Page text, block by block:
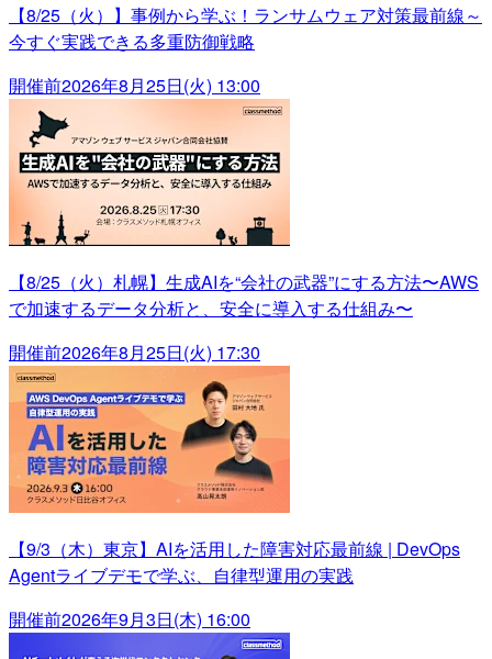
【8/25（火）】事例から学ぶ！ランサムウェア対策最前線～
今すぐ実践できる多重防御戦略
開催前2026年8月25日(火) 13:00
【8/25（火）札幌】生成AIを“会社の武器”にする方法〜AWS
で加速するデータ分析と、安全に導入する仕組み〜
開催前2026年8月25日(火) 17:30
【9/3（木）東京】AIを活用した障害対応最前線 | DevOps
Agentライブデモで学ぶ、自律型運用の実践
開催前2026年9月3日(木) 16:00